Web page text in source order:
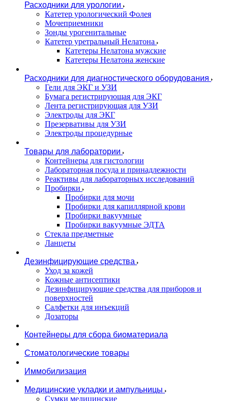
Расходники для урологии
Катетер урологический Фолея
Мочеприемники
Зонды урогенитальные
Катетер уретральный Нелатона
Катетеры Нелатона мужские
Катетеры Нелатона женские
Расходники для диагностического оборудования
Гели для ЭКГ и УЗИ
Бумага регистрирующая для ЭКГ
Лента регистрирующая для УЗИ
Электроды для ЭКГ
Презервативы для УЗИ
Электроды процедурные
Товары для лаборатории
Контейнеры для гистологии
Лабораторная посуда и принадлежности
Реактивы для лабораторных исследований
Пробирки
Пробирки для мочи
Пробирки для капиллярной крови
Пробирки вакуумные
Пробирки вакуумные ЭДТА
Стекла предметные
Ланцеты
Дезинфицирующие средства
Уход за кожей
Кожные антисептики
Дезинфицирующие средства для приборов и
поверхностей
Салфетки для инъекций
Дозаторы
Контейнеры для сбора биоматериала
Стоматологические товары
Иммобилизация
Медицинские укладки и ампульницы
Сумки медицинские